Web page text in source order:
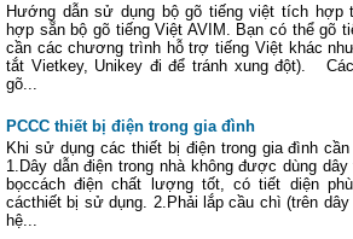
Hướng dẫn sử dụng bộ gõ tiếng việt tích hợp
hợp sẵn bộ gõ tiếng Việt AVIM. Bạn có thể gõ
cần các chương trình hỗ trợ tiếng Việt khác
tắt Vietkey, Unikey đi để tránh xung đột).
gõ...
PCCC thiết bị điện trong gia đình
Khi sử dụng các thiết bị điện trong gia đình
1.Dây dẫn điện trong nhà không được dùng
bọccách điện chất lượng tốt, có tiết diện
cácthiết bị sử dụng. 2.Phải lắp cầu chì (trên
hệ...